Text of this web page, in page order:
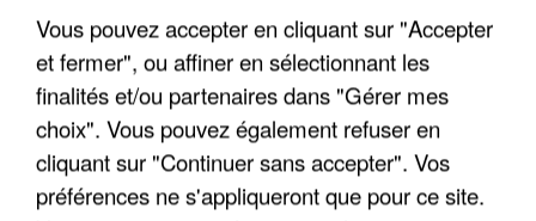
UN SECOND CADRE DE LA DZ MAFIA
INTERPELLÉ EN ALGÉRIE
Vous pouvez accepter en cliquant sur "Accepter
et fermer", ou affiner en sélectionnant les
finalités et/ou partenaires dans "Gérer mes
choix". Vous pouvez également refuser en
cliquant sur "Continuer sans accepter". Vos
préférences ne s'appliqueront que pour ce site.